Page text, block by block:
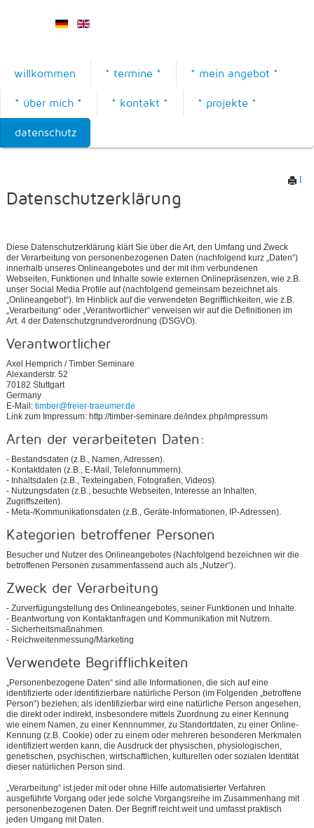
willkommen * termine * * mein angebot *
* über mich * * kontakt * * projekte *
datenschutz
Datenschutzerklärung
Diese Datenschutzerklärung klärt Sie über die Art, den Umfang und Zweck
der Verarbeitung von personenbezogenen Daten (nachfolgend kurz „Daten“)
innerhalb unseres Onlineangebotes und der mit ihm verbundenen
Webseiten, Funktionen und Inhalte sowie externen Onlinepräsenzen, wie z.B.
unser Social Media Profile auf (nachfolgend gemeinsam bezeichnet als
„Onlineangebot“). Im Hinblick auf die verwendeten Begrifflichkeiten, wie z.B.
„Verarbeitung“ oder „Verantwortlicher“ verweisen wir auf die Definitionen im
Art. 4 der Datenschutzgrundverordnung (DSGVO).
Verantwortlicher
Axel Hemprich / Timber Seminare
Alexanderstr. 52
70182 Stuttgart
Germany
E-Mail: timber@freier-traeumer.de
Link zum Impressum: http://timber-seminare.de/index.php/impressum
Arten der verarbeiteten Daten:
- Bestandsdaten (z.B., Namen, Adressen).
- Kontaktdaten (z.B., E-Mail, Telefonnummern).
- Inhaltsdaten (z.B., Texteingaben, Fotografien, Videos).
- Nutzungsdaten (z.B., besuchte Webseiten, Interesse an Inhalten,
Zugriffszeiten).
- Meta-/Kommunikationsdaten (z.B., Geräte-Informationen, IP-Adressen).
Kategorien betroffener Personen
Besucher und Nutzer des Onlineangebotes (Nachfolgend bezeichnen wir die
betroffenen Personen zusammenfassend auch als „Nutzer“).
Zweck der Verarbeitung
- Zurverfügungstellung des Onlineangebotes, seiner Funktionen und Inhalte.
- Beantwortung von Kontaktanfragen und Kommunikation mit Nutzern.
- Sicherheitsmaßnahmen.
- Reichweitenmessung/Marketing
Verwendete Begrifflichkeiten
„Personenbezogene Daten“ sind alle Informationen, die sich auf eine
identifizierte oder identifizierbare natürliche Person (im Folgenden „betroffene
Person“) beziehen; als identifizierbar wird eine natürliche Person angesehen,
die direkt oder indirekt, insbesondere mittels Zuordnung zu einer Kennung
wie einem Namen, zu einer Kennnummer, zu Standortdaten, zu einer Online-
Kennung (z.B. Cookie) oder zu einem oder mehreren besonderen Merkmalen
identifiziert werden kann, die Ausdruck der physischen, physiologischen,
genetischen, psychischen, wirtschaftlichen, kulturellen oder sozialen Identität
dieser natürlichen Person sind.
„Verarbeitung“ ist jeder mit oder ohne Hilfe automatisierter Verfahren
ausgeführte Vorgang oder jede solche Vorgangsreihe im Zusammenhang mit
personenbezogenen Daten. Der Begriff reicht weit und umfasst praktisch
jeden Umgang mit Daten.